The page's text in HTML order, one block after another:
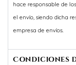
hace responsable de
el envío, siendo dicha
empresa de envíos.
Condiciones